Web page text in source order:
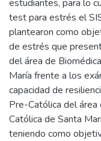
estudiantes, para lo
test para estrés el
plantearon como
de estrés que
del área de
María frente a los
capacidad de
Pre-Católica del
Católica de Santa
teniendo como